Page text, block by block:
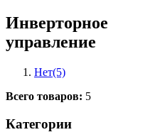
Инверторное
управление
Нет(5)
Всего товаров: 5
Категории